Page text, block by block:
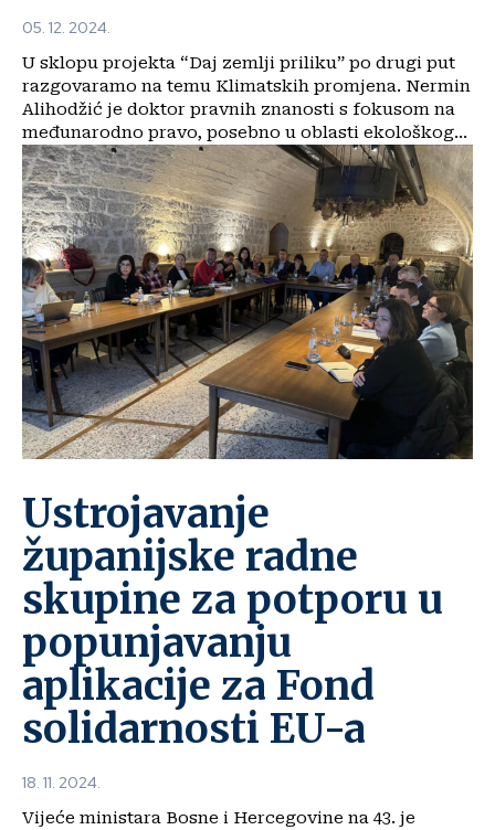
05. 12. 2024.
U sklopu projekta “Daj zemlji priliku” po drugi put
razgovaramo na temu Klimatskih promjena. Nermin
Alihodžić je doktor pravnih znanosti s fokusom na
međunarodno pravo, posebno u oblasti ekološkog...
Ustrojavanje
županijske radne
skupine za potporu u
popunjavanju
aplikacije za Fond
solidarnosti EU-a
18. 11. 2024.
Vijeće ministara Bosne i Hercegovine na 43. je